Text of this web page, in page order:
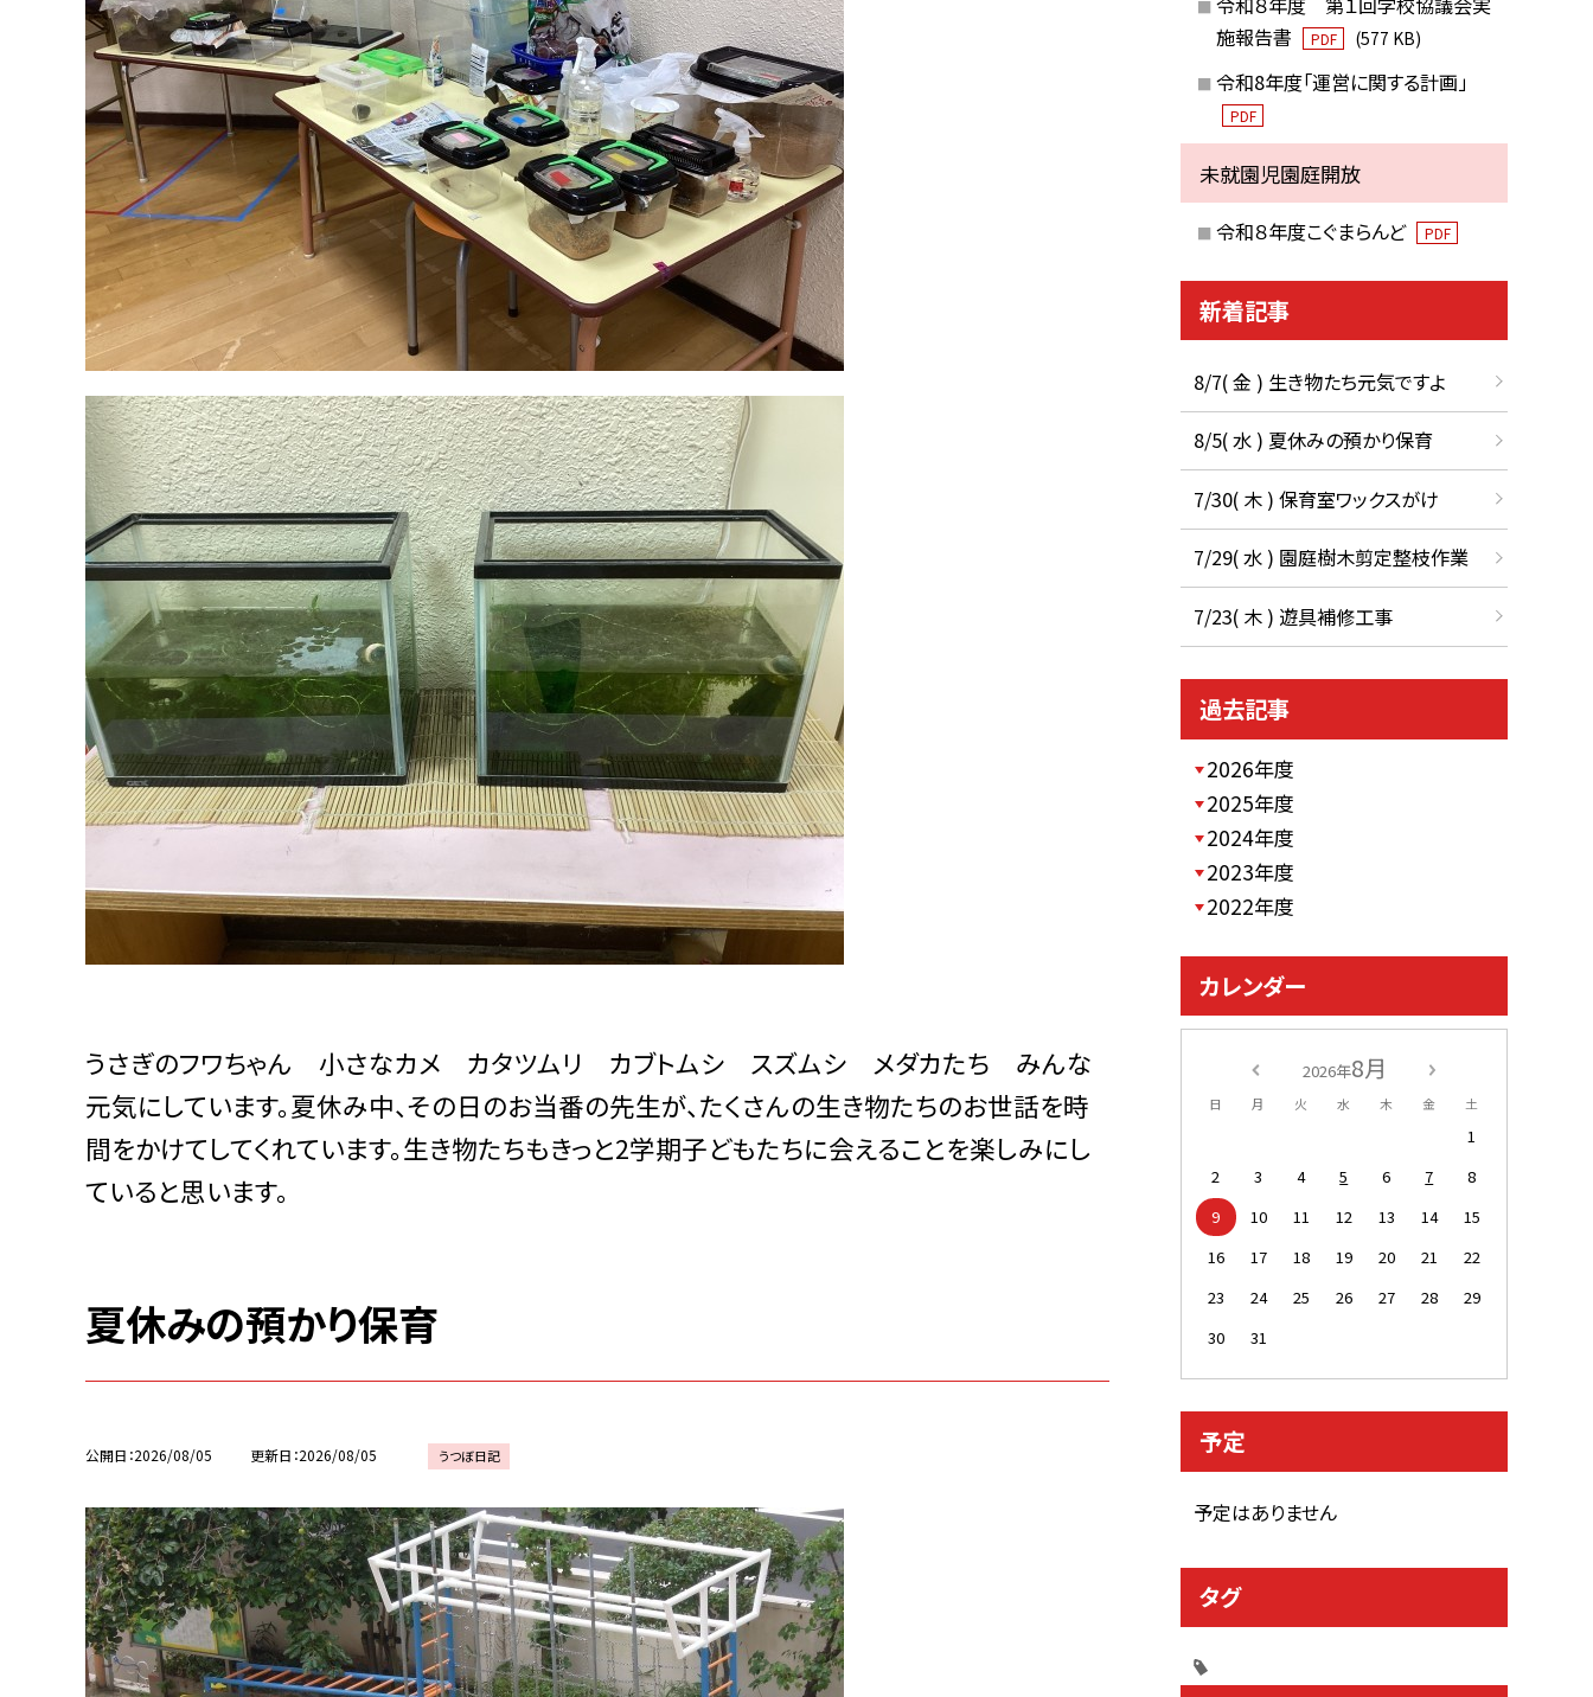
うさぎのフワちゃん 小さなカメ カタツムリ カブトムシ スズムシ メダカたち みんな
元気にしています。夏休み中、その日のお当番の先生が、たくさんの生き物たちのお世話を時
間をかけてしてくれています。生き物たちもきっと2学期子どもたちに会えることを楽しみにし
ていると思います。
夏休みの預かり保育
公開日 2026/08/05 更新日 2026/08/05 うつぼ日記
施報告書
PDF (577 KB)
令和8年度「運営に関する計画」
PDF
未就園児園庭開放
令和８年度こぐまらんど PDF
新着記事
8/7( 金 ) 生き物たち元気ですよ
8/5( 水 ) 夏休みの預かり保育
7/30( 木 ) 保育室ワックスがけ
7/29( 水 ) 園庭樹木剪定整枝作業
7/23( 木 ) 遊具補修工事
過去記事
2026年度
2025年度
2024年度
2023年度
2022年度
カレンダー
2026年8月
日 月 火 水 木 金 土
1
2
3 4 5 6 7
8
9
10 11 12 13 14
15
16
17 18 19 20 21
22
23
24 25 26 27 28
29
30
31
予定
予定はありません
タグ